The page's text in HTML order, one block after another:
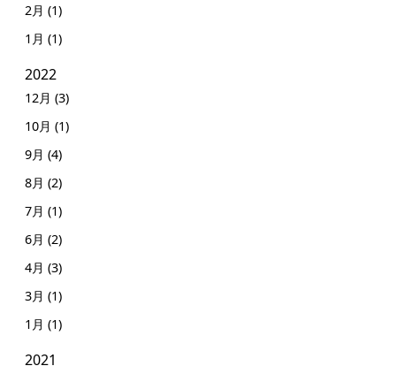
2月 (1)
1月 (1)
2022
12月 (3)
10月 (1)
9月 (4)
8月 (2)
7月 (1)
6月 (2)
4月 (3)
3月 (1)
1月 (1)
2021